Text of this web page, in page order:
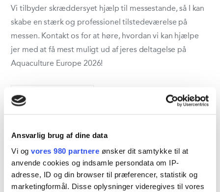
Ansvarlig brug af dine data
Vi og vores 980 partnere ønsker dit samtykke til at
anvende cookies og indsamle persondata om IP-
adresse, ID og din browser til præferencer, statistik og
marketingformål. Disse oplysninger videregives til vores
Vi tilbyder skræddersyet hjælp til messestande, så I kan
skabe en stærk og professionel tilstedeværelse på
messen. Kontakt os for at høre, hvordan vi kan hjælpe
jer med at få mest muligt ud af jeres deltagelse på
Aquaculture Europe 2026!